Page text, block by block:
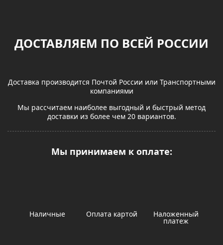
ДОСТАВЛЯЕМ ПО ВСЕЙ РОССИИ
Доставка производится Почтой России или Транспортными
компаниями
Мы рассчитаем наиболее выгодный и быстрый метод
доставки из более чем 20 вариантов.
Мы принимаем к оплате:
Наличные Оплата картой Наложенный
платеж